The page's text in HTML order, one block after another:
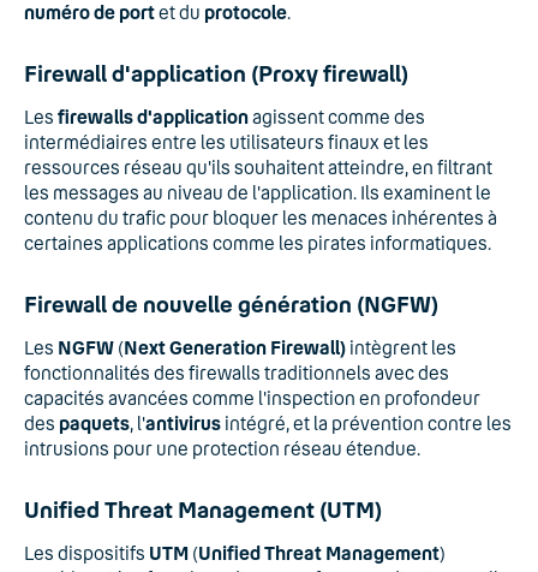
numéro de portet du protocole.
Firewall d'application (Proxy firewall)
Les firewalls d'applicationagissent comme des
intermédiaires entre les utilisateurs finaux et les
ressources réseau qu'ils souhaitent atteindre, en filtrant
les messages au niveau de l'application. Ils examinent le
contenu du trafic pour bloquer les menaces inhérentes à
certaines applications comme les pirates informatiques.
Firewall de nouvelle génération (NGFW)
Les NGFW (Next Generation Firewall) intègrent les
fonctionnalités des firewalls traditionnels avec des
capacités avancées comme l'inspection en profondeur
des paquets, l'antivirus intégré, et la prévention contre les
intrusions pour une protection réseau étendue.
Unified Threat Management (UTM)
Les dispositifs UTM (Unified Threat Management)